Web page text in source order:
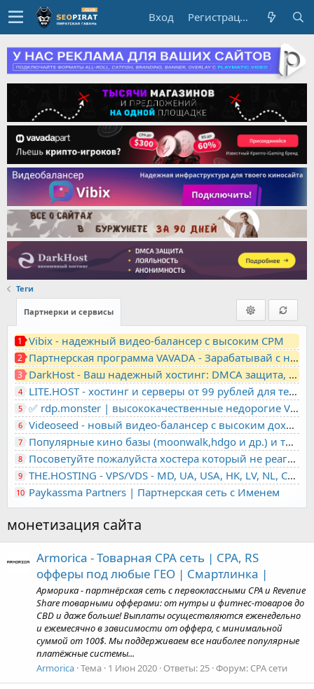
Вход Регистрация
Теги
Партнерки и сервисы
1 Vibix - надежный видео-балансер с высоким CPM
2 Партнерская программа VAVADA - Зарабатывай с нами!
3 DarkHost - Ваш надежный хостинг: DMCA защита, лояльность, анонимность
4 LITE.HOST - хостинг и серверы от 99 рублей для тех, кто любит не переплачивать. Доступ по SSH, поддержка PHP, GIT, COMPOSER, сертификаты Let's Encrypt
5 ✅ rdp.monster | высококачественные недорогие VPS, RDP - выделенные серверы
6 Videoseed - новый видео-балансер с высоким доходом
7 Популярные кино базы (moonwalk,hdgo и др.) и торренты в одном плеере для вашего сайта
8 Посоветуйте пожалуйста хостера который не реагирует на ркн
9 THE.HOSTING - VPS/VDS - MD, UA, USA, HK, LV, NL, CA, DE, SK, CZE, GB, IL, TR, PL, BG, RO, IT, FL, HU, PT.
10 Paykassma Partners | Партнерская сеть с Именем
монетизация сайта
Armorica - Товарная CPA сеть | CPA, RS
офферы под любые ГЕО | Смартлинка |
Арморика - партнёрская сеть с первоклассными CPA и Revenue
Share товарными офферами: от нутры и фитнес-товаров до
CBD и даже больше! Выплаты осуществляются еженедельно
и ежемесячно в зависимости от оффера, с минимальной
суммой от 100$. Мы поддерживаем все наиболее популярные
платёжные системы...
Armorica Тема 1 Июн 2020 Ответы: 25 Форум: CPA сети